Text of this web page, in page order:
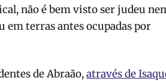
não é bem visto ser judeu
em terras antes ocupadas por
de Abraão,através de